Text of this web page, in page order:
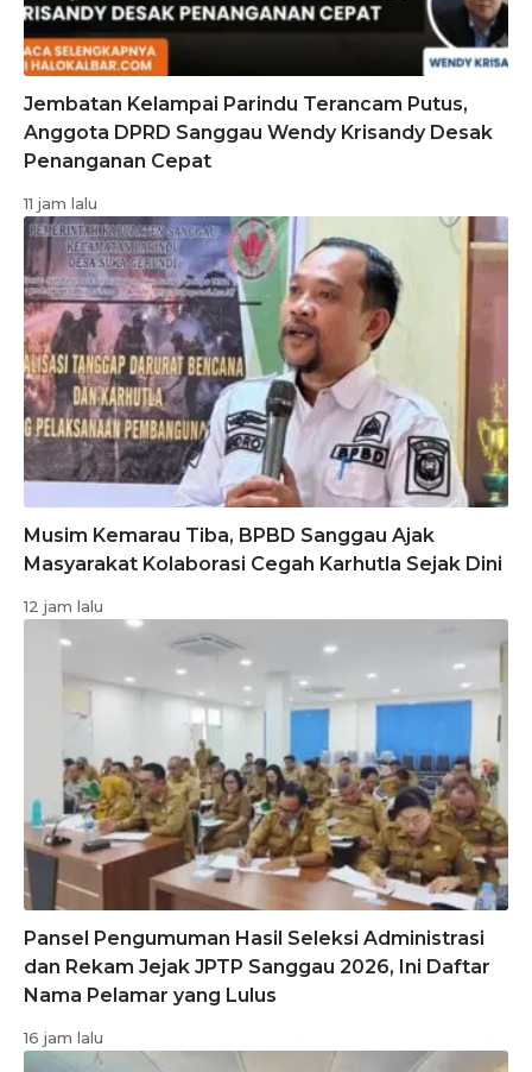
Jembatan Kelampai Parindu Terancam Putus,
Anggota DPRD Sanggau Wendy Krisandy Desak
Penanganan Cepat
11 jam lalu
Musim Kemarau Tiba, BPBD Sanggau Ajak
Masyarakat Kolaborasi Cegah Karhutla Sejak Dini
12 jam lalu
Pansel Pengumuman Hasil Seleksi Administrasi
dan Rekam Jejak JPTP Sanggau 2026, Ini Daftar
Nama Pelamar yang Lulus
16 jam lalu